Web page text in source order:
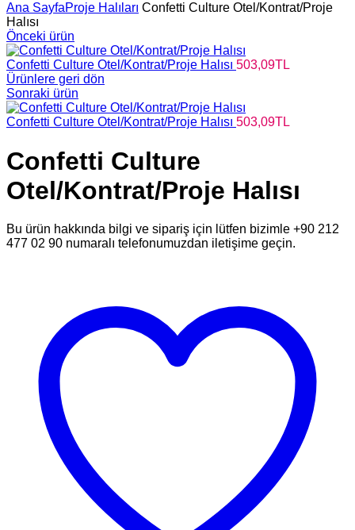
Ana SayfaProje Halıları Confetti Culture Otel/Kontrat/Proje
Halısı
Önceki ürün
Confetti Culture Otel/Kontrat/Proje Halısı 503,09TL
Ürünlere geri dön
Sonraki ürün
Confetti Culture Otel/Kontrat/Proje Halısı 503,09TL
Confetti Culture
Otel/Kontrat/Proje Halısı
Bu ürün hakkında bilgi ve sipariş için lütfen bizimle +90 212
477 02 90 numaralı telefonumuzdan iletişime geçin.